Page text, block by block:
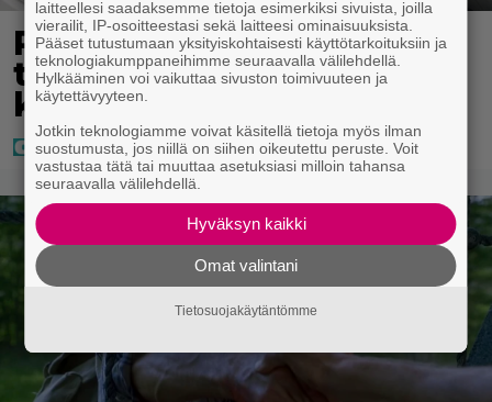
Poliisilla tehovalvonta –
tästä kysymys ja näin
kauan kestää
laitteellesi saadaksemme tietoja esimerkiksi sivuista, joilla
vierailit, IP-osoitteestasi sekä laitteesi ominaisuuksista.
Pääset tutustumaan yksityiskohtaisesti käyttötarkoituksiin ja
teknologiakumppaneihimme seuraavalla välilehdellä.
Hylkääminen voi vaikuttaa sivuston toimivuuteen ja
käytettävyyteen.
Jotkin teknologiamme voivat käsitellä tietoja myös ilman
suostumusta, jos niillä on siihen oikeutettu peruste. Voit
vastustaa tätä tai muuttaa asetuksiasi milloin tahansa
seuraavalla välilehdellä.
Hyväksyn kaikki
Omat valintani
Tietosuojakäytäntömme